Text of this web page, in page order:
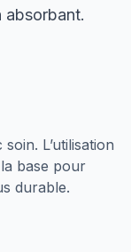
absorbant.
L’utilisation
base pour
durable.